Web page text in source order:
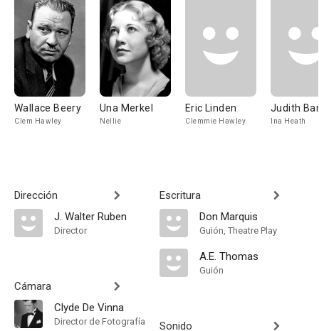
Wallace Beery
Clem Hawley
Una Merkel
Nellie
Eric Linden
Clemmie Hawley
Judith
Ina Heath
Dirección
J. Walter Ruben
Director
Cámara
Clyde De Vinna
Director de Fotografía
Escritura
Don Marquis
Guión, Theatre Play
A.E. Thomas
Guión
Sonido